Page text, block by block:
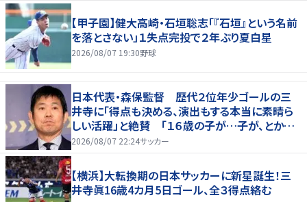
【甲子園】健大高崎・石垣聡志「『石垣』という名前
を落とさない」１失点完投で２年ぶり夏白星
2026/08/07 19:30野球
日本代表・森保監督 歴代２位年少ゴールの三
井寺に「得点も決める、演出もする本当に素晴ら
しい活躍」と絶賛 「１６歳の子が…子が、とかっ
て言ったら本当に失礼ですね」と自省
2026/08/07 22:24サッカー
【横浜】大転換期の日本サッカーに新星誕生！三
井寺眞16歳4カ月5日ゴール、全３得点絡む